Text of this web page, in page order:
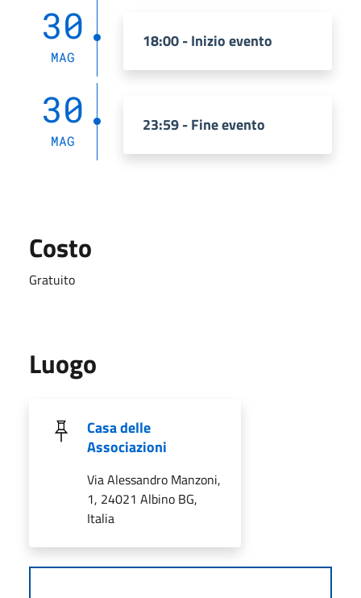
30
MAG
18:00 - Inizio evento
30
MAG
23:59 - Fine evento
Costo
Gratuito
Luogo
Casa delle
Associazioni
Via Alessandro Manzoni,
1, 24021 Albino BG,
Italia